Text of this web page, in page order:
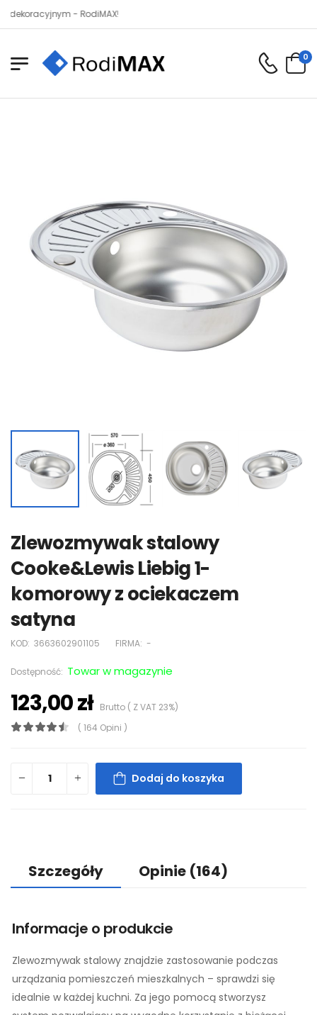
- RodiMAX!
0
Zlewozmywak stalowy
Cooke&Lewis Liebig 1-
komorowy z ociekaczem
satyna
KOD: 3663602901105 FIRMA: -
Dostępność: Towar w magazynie
123,00 złBrutto ( Z VAT 23%)
( 164 Opini )
Dodaj do koszyka
Szczegóły Opinie (164)
Informacje o produkcie
Zlewozmywak stalowy znajdzie zastosowanie podczas
urządzania pomieszczeń mieszkalnych – sprawdzi się
idealnie w każdej kuchni. Za jego pomocą stworzysz